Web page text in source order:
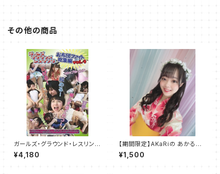
その他の商品
ガールズ・グラウンド・レスリング
お布団ファイト総集編 Vol.4
¥4,180
【期間限定】AKaRiの あかるい
七夕浴衣チェキ2024 ～天の川
で待ち合わせ～
¥1,500